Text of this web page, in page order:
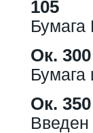
105
Бумага
Ок. 300
Бумага
Ок. 350
Введен